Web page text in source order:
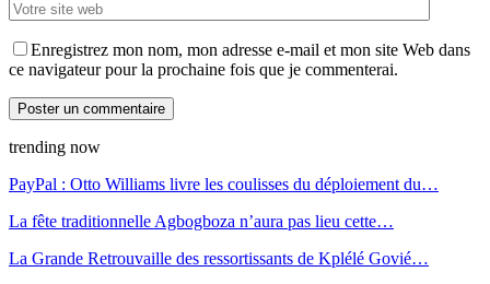
Enregistrez mon nom, mon adresse e-mail et mon site Web dans
ce navigateur pour la prochaine fois que je commenterai.
trending now
PayPal : Otto Williams livre les coulisses du déploiement du…
La fête traditionnelle Agbogboza n’aura pas lieu cette…
La Grande Retrouvaille des ressortissants de Kplélé Govié…